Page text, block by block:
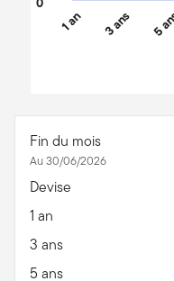
1 an 3 ans 5
Fin du mois
Au 30/06/2026
Devise
1 an
3 ans
5 ans